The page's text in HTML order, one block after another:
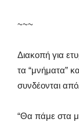
~~~
Διακοπή για
τα “μνήματα”
συνδέονται
“Θα πάμε στα